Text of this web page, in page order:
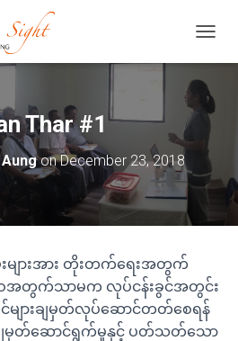
Thar #1
AungonDecember 23, 2018
များအား တိုးတက်ရေးအတွက်
အတွက်သာမက လုပ်ငန်းခွင်အတွင်း
င်များချမှတ်လုပ်ဆောင်တတ်စေရန်
မှတ်ဆောင်ရွက်မှုနှင့် ပတ်သတ်သော